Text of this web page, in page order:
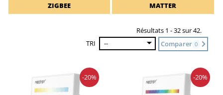
ZIGBEE MATTER
Résultats 1 - 32 sur 42.
TRI
-- Comparer 0
-20% -20%